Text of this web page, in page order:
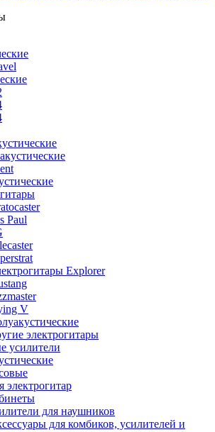
Paul
Explorer
V
электрогитары
усилители
электрогитар
для наушников
для комбиков, усилителей и